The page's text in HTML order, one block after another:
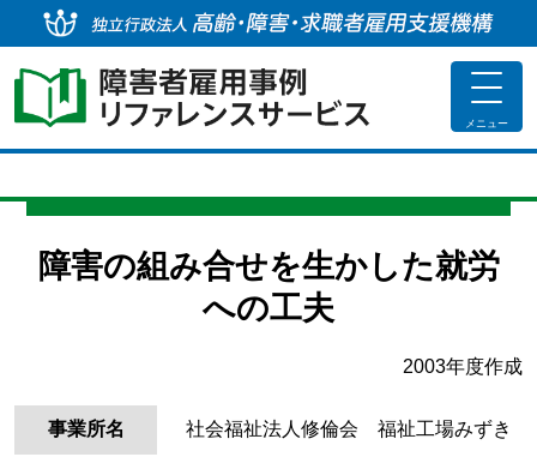
toggle
メニュー
障害の組み合せを生かした就労
への工夫
2003年度作成
事業所名 社会福祉法人修倫会 福祉工場みずき